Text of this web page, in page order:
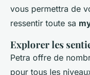
vous permettra de
ressentir toute sa
Explorer les
Petra offre de
pour tous les